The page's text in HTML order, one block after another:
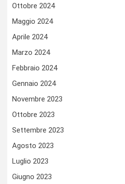
Ottobre 2024
Maggio 2024
Aprile 2024
Marzo 2024
Febbraio 2024
Gennaio 2024
Novembre 2023
Ottobre 2023
Settembre 2023
Agosto 2023
Luglio 2023
Giugno 2023